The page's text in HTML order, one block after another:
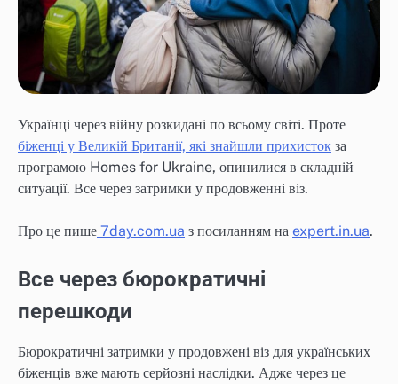
Українці через війну розкидані по всьому світі. Проте
біженці у Великій Британії, які знайшли прихисток за
програмою Homes for Ukraine, опинилися в складній
ситуації. Все через затримки у продовженні віз.
Про це пише 7day.com.ua з посиланням на expert.in.ua.
Все через бюрократичні
перешкоди
Бюрократичні затримки у продовжені віз для українських
біженців вже мають серйозні наслідки. Адже через це